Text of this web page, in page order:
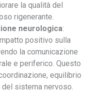
la qualità del
rigenerante.
neurologica:
positivo sulla
la comunicazione
e periferico. Questo
equilibrio
sistema nervoso.